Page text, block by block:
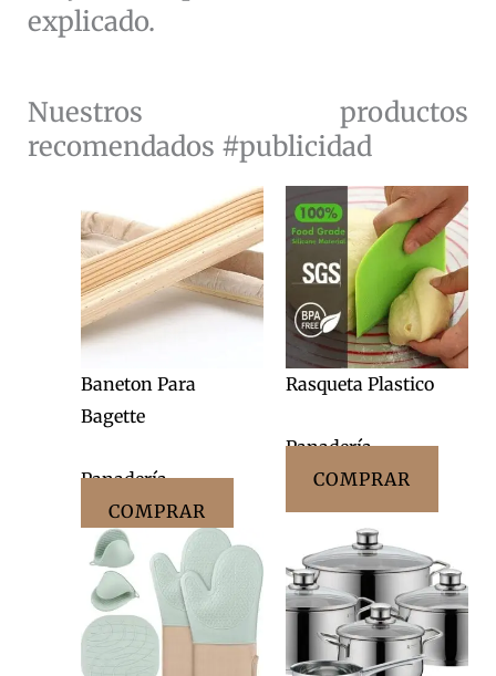
explicado.
Nuestros productos
recomendados #publicidad
Baneton Para
Bagette
Panadería
COMPRAR
Rasqueta Plastico
Panadería
COMPRAR